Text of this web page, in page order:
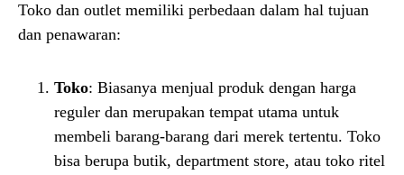
Toko dan outlet memiliki perbedaan dalam hal tujuan
dan penawaran:
Toko: Biasanya menjual produk dengan harga
reguler dan merupakan tempat utama untuk
membeli barang-barang dari merek tertentu. Toko
bisa berupa butik, department store, atau toko ritel